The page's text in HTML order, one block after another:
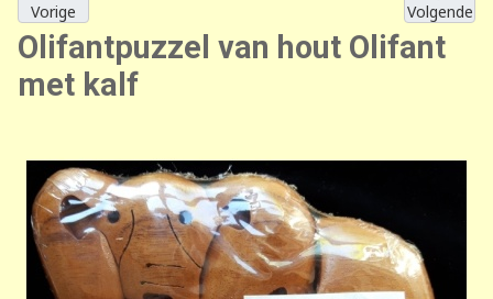
Vorige Volgende
Olifantpuzzel van hout Olifant
met kalf